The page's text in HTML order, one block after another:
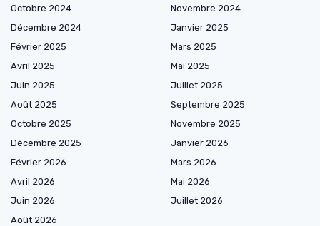
Octobre 2024
Novembre 2024
Décembre 2024
Janvier 2025
Février 2025
Mars 2025
Avril 2025
Mai 2025
Juin 2025
Juillet 2025
Août 2025
Septembre 2025
Octobre 2025
Novembre 2025
Décembre 2025
Janvier 2026
Février 2026
Mars 2026
Avril 2026
Mai 2026
Juin 2026
Juillet 2026
Août 2026